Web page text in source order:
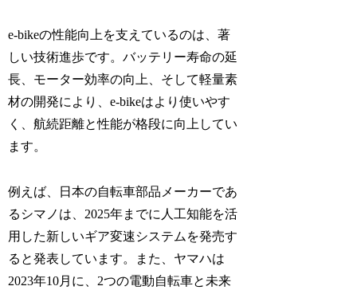
e-bikeの性能向上を支えているのは、著
しい技術進歩です。バッテリー寿命の延
長、モーター効率の向上、そして軽量素
材の開発により、e-bikeはより使いやす
く、航続距離と性能が格段に向上してい
ます。
例えば、日本の自転車部品メーカーであ
るシマノは、2025年までに人工知能を活
用した新しいギア変速システムを発売す
ると発表しています。また、ヤマハは
2023年10月に、2つの電動自転車と未来